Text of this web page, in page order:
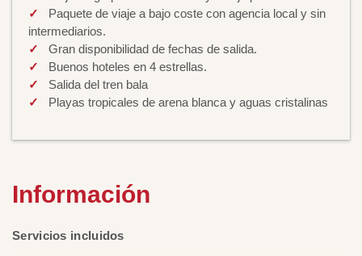
Paquete de viaje a bajo coste con agencia local y sin
intermediarios.
Gran disponibilidad de fechas de salida.
Buenos hoteles en 4 estrellas.
Salida del tren bala
Playas tropicales de arena blanca y aguas cristalinas
Información
Servicios incluidos